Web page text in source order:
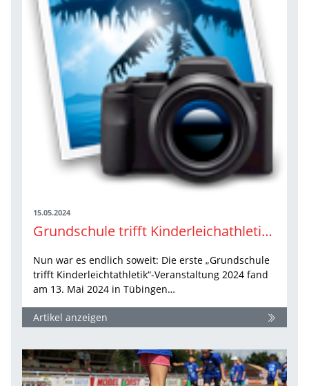
15.05.2024
Grundschule trifft Kinderleichathletik Auftakt in Tübingen
Nun war es endlich soweit: Die erste „Grundschule
trifft Kinderleichtathletik“-Veranstaltung 2024 fand
am 13. Mai 2024 in Tübingen…
Artikel anzeigen